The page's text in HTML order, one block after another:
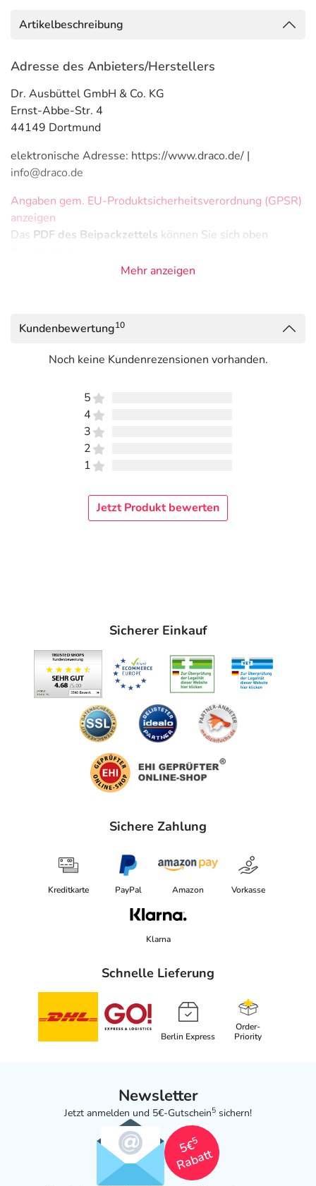
Artikelbeschreibung
Adresse des Anbieters/Herstellers
Dr. Ausbüttel GmbH & Co. KG
Ernst-Abbe-Str. 4
44149 Dortmund
elektronische Adresse: https://www.draco.de/ |
info@draco.de
Angaben gem. EU-Produktsicherheitsverordnung (GPSR)
anzeigen
Das PDF des Beipackzettels können Sie sich oben
Mehr anzeigen
Kundenbewertung10
Noch keine Kundenrezensionen vorhanden.
5
4
3
2
1
Jetzt Produkt bewerten
Sicherer Einkauf
Sichere Zahlung
Kreditkarte PayPal Amazon Vorkasse
Klarna
Schnelle Lieferung
Berlin Express
Order-
Priority
Newsletter
Jetzt anmelden und 5€-Gutschein5 sichern!
5€
5
Rabatt